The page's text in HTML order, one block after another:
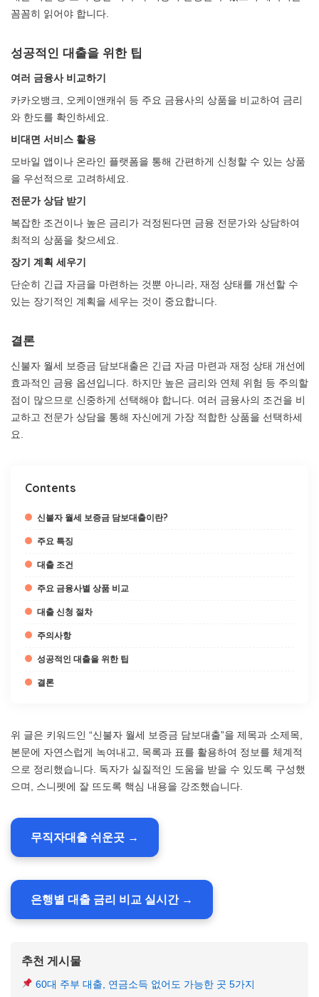
꼼꼼히 읽어야 합니다.
성공적인 대출을 위한 팁
여러 금융사 비교하기
카카오뱅크, 오케이앤캐쉬 등 주요 금융사의 상품을 비교하여 금리
와 한도를 확인하세요.
비대면 서비스 활용
모바일 앱이나 온라인 플랫폼을 통해 간편하게 신청할 수 있는 상품
을 우선적으로 고려하세요.
전문가 상담 받기
복잡한 조건이나 높은 금리가 걱정된다면 금융 전문가와 상담하여
최적의 상품을 찾으세요.
장기 계획 세우기
단순히 긴급 자금을 마련하는 것뿐 아니라, 재정 상태를 개선할 수
있는 장기적인 계획을 세우는 것이 중요합니다.
결론
신불자 월세 보증금 담보대출은 긴급 자금 마련과 재정 상태 개선에
효과적인 금융 옵션입니다. 하지만 높은 금리와 연체 위험 등 주의할
점이 많으므로 신중하게 선택해야 합니다. 여러 금융사의 조건을 비
교하고 전문가 상담을 통해 자신에게 가장 적합한 상품을 선택하세
요.
Contents
신불자 월세 보증금 담보대출이란?
주요 특징
대출 조건
주요 금융사별 상품 비교
대출 신청 절차
주의사항
성공적인 대출을 위한 팁
결론
위 글은 키워드인 “신불자 월세 보증금 담보대출”을 제목과 소제목,
본문에 자연스럽게 녹여내고, 목록과 표를 활용하여 정보를 체계적
으로 정리했습니다. 독자가 실질적인 도움을 받을 수 있도록 구성했
으며, 스니펫에 잘 뜨도록 핵심 내용을 강조했습니다.
무직자대출 쉬운곳 →
은행별 대출 금리 비교 실시간 →
추천 게시물
60대 주부 대출, 연금소득 없어도 가능한 곳 5가지